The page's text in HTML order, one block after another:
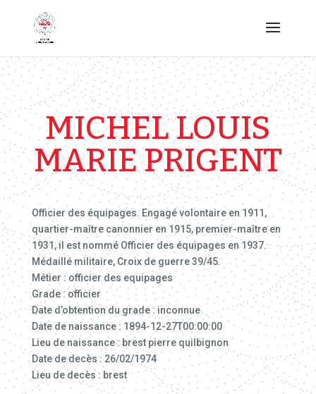
MICHEL LOUIS
MARIE PRIGENT
Officier des équipages. Engagé volontaire en 1911,
quartier-maître canonnier en 1915, premier-maître en
1931, il est nommé Officier des équipages en 1937.
Médaillé militaire, Croix de guerre 39/45.
Métier : officier des equipages
Grade : officier
Date d’obtention du grade : inconnue
Date de naissance : 1894-12-27T00:00:00
Lieu de naissance : brest pierre quilbignon
Date de decès : 26/02/1974
Lieu de decès : brest